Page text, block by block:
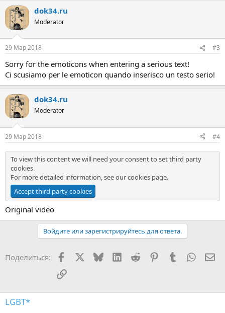
dok34.ru
Moderator
29 Мар 2018 #3
Sorry for the emoticons when entering a serious text!
Ci scusiamo per le emoticon quando inserisco un testo serio!
dok34.ru
Moderator
29 Мар 2018 #4
To view this content we will need your consent to set third party
cookies.
For more detailed information, see ourcookies page.
Accept third party cookies
Original video
Войдите или зарегистрируйтесь для ответа.
Поделиться: Facebook BlueskyLinkedIn
Reddit PinterestTumblr
Ссылка
LGBT*